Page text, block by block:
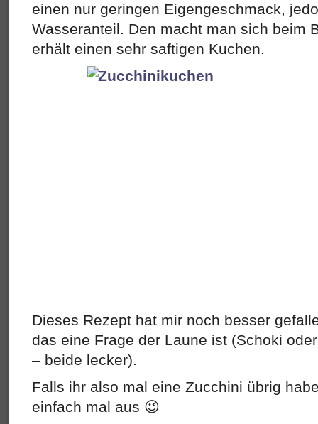
einen nur geringen Eigengeschmack,
Wasseranteil. Den macht man sich beim
erhält einen sehr saftigen Kuchen.
Dieses Rezept hat mir noch besser
das eine Frage der Laune ist (Schoki
– beide lecker).
Falls ihr also mal eine Zucchini übrig
einfach mal aus 😉